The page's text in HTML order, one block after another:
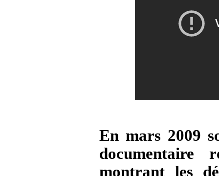
En mars 2009
montrant les